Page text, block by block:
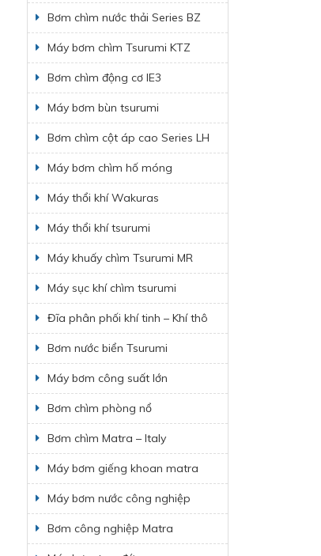
Bơm chìm nước thải Series BZ
Máy bơm chìm Tsurumi KTZ
Bơm chìm động cơ IE3
Máy bơm bùn tsurumi
Bơm chìm cột áp cao Series LH
Máy bơm chìm hố móng
Máy thổi khí Wakuras
Máy thổi khí tsurumi
Máy khuấy chìm Tsurumi MR
Máy sục khí chìm tsurumi
Đĩa phân phối khí tinh – Khí thô
Bơm nước biển Tsurumi
Máy bơm công suất lớn
Bơm chìm phòng nổ
Bơm chìm Matra – Italy
Máy bơm giếng khoan matra
Máy bơm nước công nghiệp
Bơm công nghiệp Matra